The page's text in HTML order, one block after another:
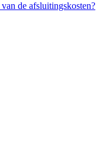
de afsluitingskosten?